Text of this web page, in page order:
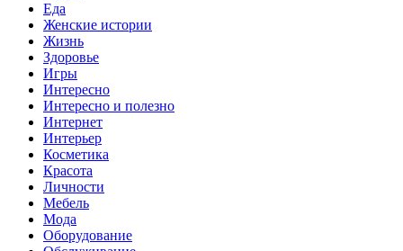
Еда
Женские истории
Жизнь
Здоровье
Игры
Интересно
Интересно и полезно
Интернет
Интерьер
Косметика
Красота
Личности
Мебель
Мода
Оборудование